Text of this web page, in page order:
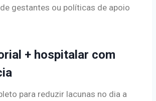
gestantes ou políticas de apoio
+ hospitalar com
para reduzir lacunas no dia a